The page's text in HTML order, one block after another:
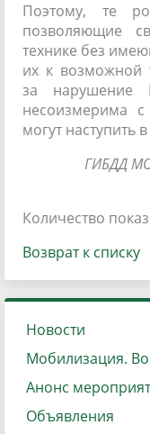
Поэтому, те
позволяющие
технике без
их к возможной
за нарушение
несоизмерима
могут наступить
ГИБДД
Количество
Возврат к списку
Новости
Мобилизация.
Анонс
Объявления